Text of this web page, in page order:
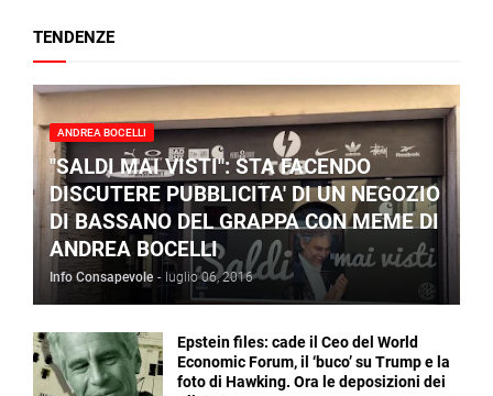
TENDENZE
ANDREA BOCELLI
"SALDI MAI VISTI": STA FACENDO
DISCUTERE PUBBLICITA' DI UN NEGOZIO
DI BASSANO DEL GRAPPA CON MEME DI
ANDREA BOCELLI
Info Consapevole - luglio 06, 2016
Epstein files: cade il Ceo del World
Economic Forum, il ‘buco’ su Trump e la
foto di Hawking. Ora le deposizioni dei